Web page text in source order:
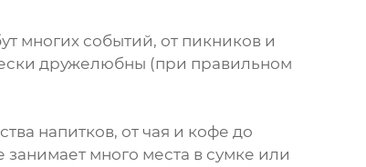
многих событий, от пикников и
дружелюбны (при правильном
напитков, от чая и кофе до
занимает много места в сумке или